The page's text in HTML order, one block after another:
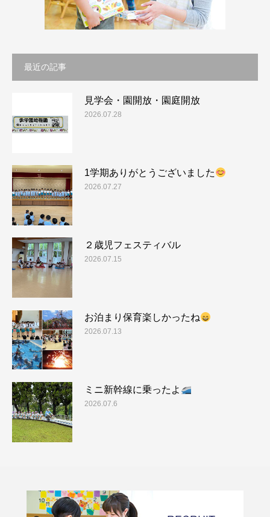
最近の記事
見学会・園開放・園庭開放
2026.07.28
1学期ありがとうございました
2026.07.27
２歳児フェスティバル
2026.07.15
お泊まり保育楽しかったね
2026.07.13
ミニ新幹線に乗ったよ
2026.07.6